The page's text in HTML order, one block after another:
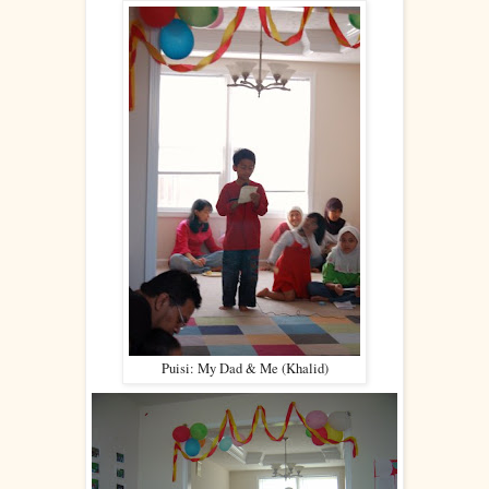
Puisi: My Dad & Me (Khalid)